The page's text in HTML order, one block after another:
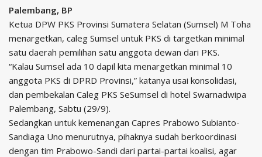
Palembang, BP
Ketua DPW PKS Provinsi Sumatera Selatan (Sumsel) M Toha
menargetkan, caleg Sumsel untuk PKS di targetkan minimal
satu daerah pemilihan satu anggota dewan dari PKS.
“Kalau Sumsel ada 10 dapil kita menargetkan minimal 10
anggota PKS di DPRD Provinsi,” katanya usai konsolidasi,
dan pembekalan Caleg PKS SeSumsel di hotel Swarnadwipa
Palembang, Sabtu (29/9).
Sedangkan untuk kemenangan Capres Prabowo Subianto-
Sandiaga Uno menurutnya, pihaknya sudah berkoordinasi
dengan tim Prabowo-Sandi dari partai-partai koalisi, agar